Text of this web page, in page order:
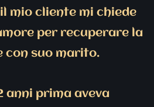
mio cliente mi chiede
per recuperare la
con suo marito.
anni prima aveva